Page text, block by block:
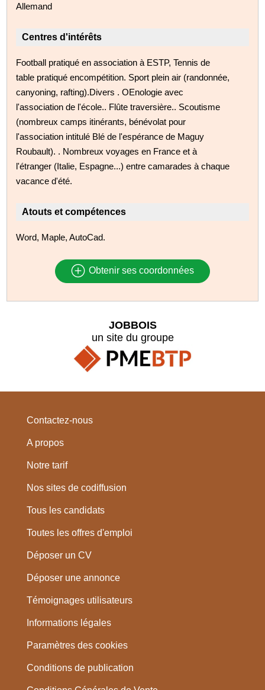
Allemand
Centres d'intérêts
Football pratiqué en association à ESTP, Tennis de
table pratiqué encompétition. Sport plein air (randonnée,
canyoning, rafting).Divers . OEnologie avec
l'association de l'école.. Flûte traversière.. Scoutisme
(nombreux camps itinérants, bénévolat pour
l'association intitulé Blé de l'espérance de Maguy
Roubault). . Nombreux voyages en France et à
l'étranger (Italie, Espagne...) entre camarades à chaque
vacance d'été.
Atouts et compétences
Word, Maple, AutoCad.
Obtenir ses coordonnées
JOBBOIS
un site du groupe
Contactez-nous
A propos
Notre tarif
Nos sites de codiffusion
Tous les candidats
Toutes les offres d'emploi
Déposer un CV
Déposer une annonce
Témoignages utilisateurs
Informations légales
Paramètres des cookies
Conditions de publication